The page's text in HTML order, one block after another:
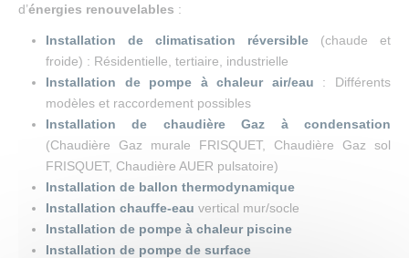
d’énergies renouvelables :
Installation de climatisation réversible (chaude et
froide) : Résidentielle, tertiaire, industrielle
Installation de pompe à chaleur air/eau : Différents
modèles et raccordement possibles
Installation de chaudière Gaz à condensation
(Chaudière Gaz murale FRISQUET, Chaudière Gaz sol
FRISQUET, Chaudière AUER pulsatoire)
Installation de ballon thermodynamique
Installation chauffe-eau vertical mur/socle
Installation de pompe à chaleur piscine
Installation de pompe de surface